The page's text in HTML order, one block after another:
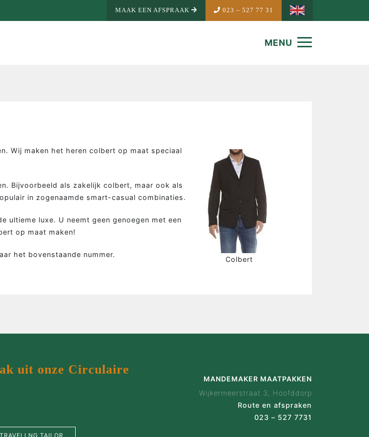
MAAK EEN AFSPRAAK 023 – 527 77 31
MENU
MANDEMAKER
Wie is Mandemaker
Colbert
Wij maken het heren colbert op maat speciaal
Bijvoorbeeld als zakelijk colbert, maar ook als
in zogenaamde smart-casual combinaties.
ultieme luxe. U neemt geen genoegen met een
op maat maken!
het bovenstaande nummer.
uit onze Circulaire
TRAVELLNG TAILOR
MANDEMAKER MAATPAKKEN
Wijkermeerstraat 3, Hoofddorp
Route en afspraken
023 – 527 7731